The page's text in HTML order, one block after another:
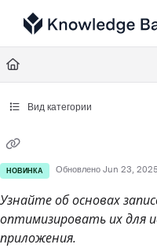
Documentation Index
Fetch the complete documentation
Use this file to discover all
Вид категории
НОВИНКА Обновлено Jun 23, 2025
Узнайте об основах
оптимизировать их для
приложения.